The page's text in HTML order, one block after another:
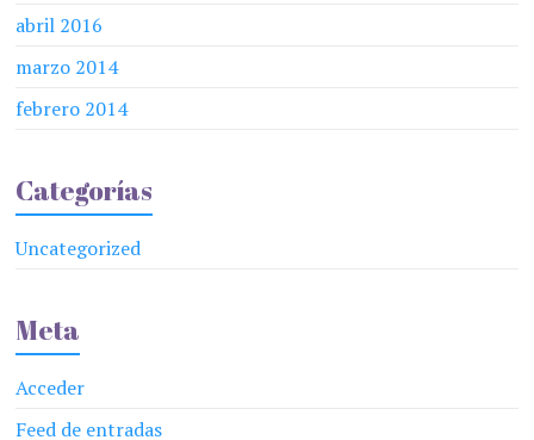
abril 2016
marzo 2014
febrero 2014
Categorías
Uncategorized
Meta
Acceder
Feed de entradas